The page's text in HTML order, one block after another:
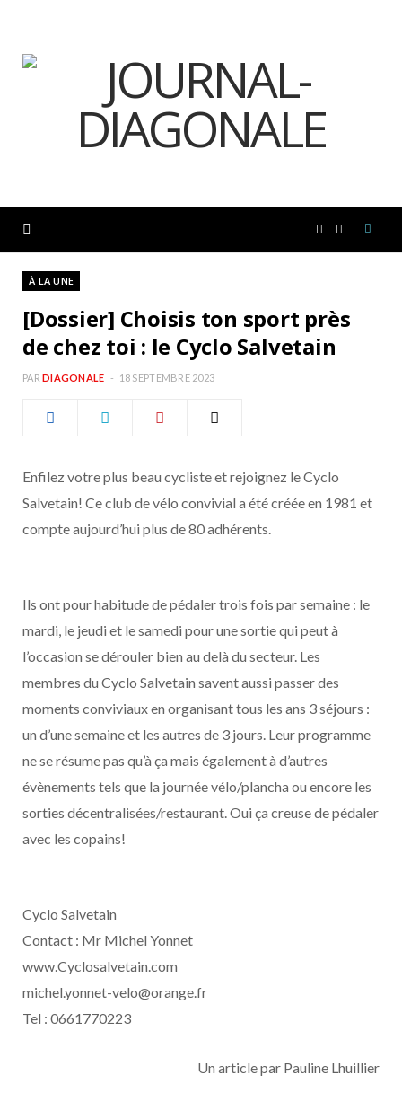
c
o
s
r
À LA UNE
[Dossier] Choisis ton sport près
de chez toi : le Cyclo Salvetain
PAR DIAGONALE 18 SEPTEMBRE 2023
Enfilez votre plus beau cycliste et rejoignez le Cyclo
Salvetain! Ce club de vélo convivial a été créée en 1981 et
compte aujourd’hui plus de 80 adhérents.
Ils ont pour habitude de pédaler trois fois par semaine : le
mardi, le jeudi et le samedi pour une sortie qui peut à
l’occasion se dérouler bien au delà du secteur. Les
membres du Cyclo Salvetain savent aussi passer des
moments conviviaux en organisant tous les ans 3 séjours :
un d’une semaine et les autres de 3 jours. Leur programme
ne se résume pas qu’à ça mais également à d’autres
évènements tels que la journée vélo/plancha ou encore les
sorties décentralisées/restaurant. Oui ça creuse de pédaler
avec les copains!
Cyclo Salvetain
Contact : Mr Michel Yonnet
www.Cyclosalvetain.com
michel.yonnet-velo@orange.fr
Tel : 0661770223
Un article par Pauline Lhuillier